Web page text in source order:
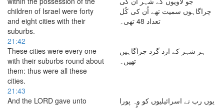
children of Israel were forty
and eight cities with their
suburbs.
چراگاہوں سمیت تھے اُن کی کُل
تعداد 48 تھی۔
21:42
These cities were every one
with their suburbs round about
them: thus were all these
cities.
ہر شہر کے ارد گرد چراگاہیں
تھیں۔
21:43
And the LORD gave unto
یوں رب نے اسرائیلیوں کو وہ پورا